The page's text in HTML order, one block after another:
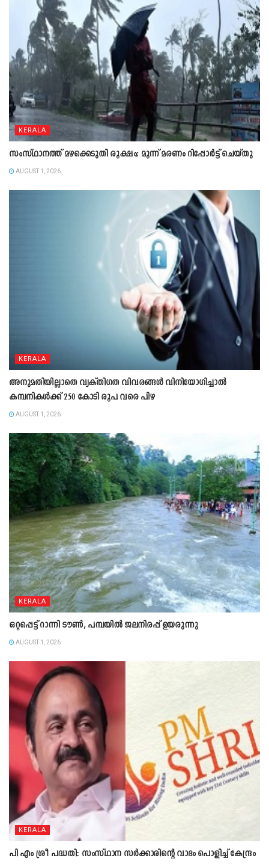
KERALA
സംസ്ഥാനത്ത് മഴക്കെടുതി രൂക്ഷം; മൂന്ന് മരണം റിപ്പോർട്ട് ചെയ്തു
AUGUST 1, 2026
KERALA
അനുമതിയില്ലാതെ വ്യക്തിഗത വിവരങ്ങൾ വിനിയോഗിച്ചാൽ
കമ്പനികൾക്ക് 250 കോടി രൂപ വരെ പിഴ
AUGUST 1, 2026
KERALA
ഒറ്റപ്പെട്ട് റാന്നി ടൗൺ, പമ്പയിൽ ജലനിരപ്പ് ഉയരുന്നു
AUGUST 1, 2026
KERALA
പി എം ശ്രീ പദ്ധതി: സംസ്ഥാന സർക്കാരിന്റെ വാദം പൊളിച്ച് കേന്ദ്രം